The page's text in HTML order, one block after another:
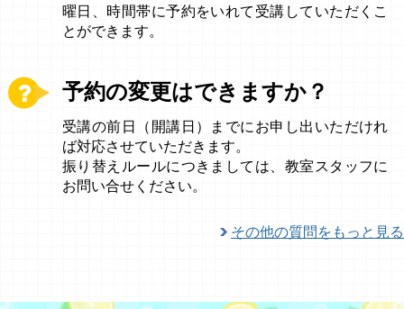
曜日、時間帯に予約をいれて受講していただくこ
とができます。
予約の変更はできますか？
受講の前日（開講日）までにお申し出いただけれ
ば対応させていただきます。
振り替えルールにつきましては、教室スタッフに
お問い合せください。
その他の質問をもっと見る